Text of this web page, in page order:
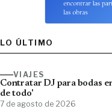
LO ÚLTIMO
VIAJES
Contratar DJ para bodas
de todo'
7 de agosto de 2026